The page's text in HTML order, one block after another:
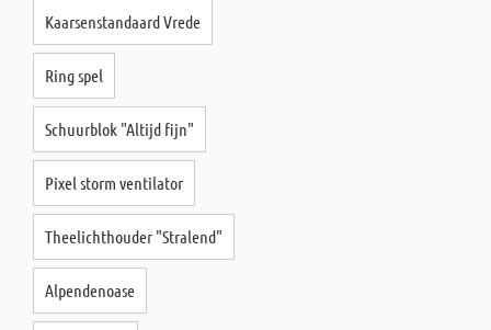
Kaarsenstandaard Vrede
Ring spel
Schuurblok "Altijd fijn"
Pixel storm ventilator
Theelichthouder "Stralend"
Alpendenoase